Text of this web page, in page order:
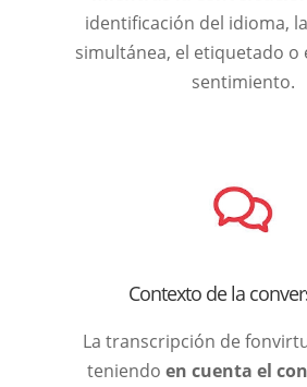
identificación del idioma,
simultánea, el etiquetado o
sentimiento.
Contexto de la
La transcripción de
teniendo en cuenta el